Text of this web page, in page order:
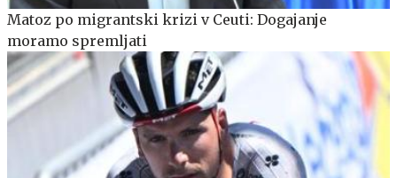
Matoz po migrantski krizi v Ceuti: Dogajanje
moramo spremljati